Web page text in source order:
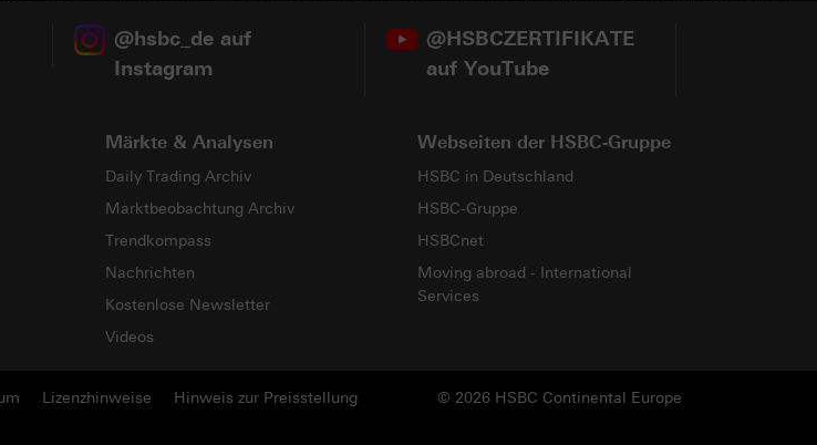
@hsbc_de auf
Instagram
@HSBCZERTIFIKATE
auf YouTube
Märkte & Analysen
Daily Trading Archiv
Marktbeobachtung Archiv
Trendkompass
Nachrichten
Kostenlose Newsletter
Videos
Webseiten der HSBC-Gruppe
HSBC in Deutschland
HSBC-Gruppe
HSBCnet
Moving abroad - International
Services
Lizenzhinweise © 2026 HSBC Continental Europe
Hinweis zur Preisstellung